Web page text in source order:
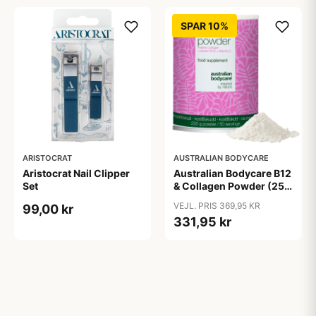
ARISTOCRAT
Aristocrat Nail Clipper
Set
99,00 kr
SPAR 10%
AUSTRALIAN BODYCARE
Australian Bodycare B12
& Collagen Powder (250
VEJL. PRIS 369,95 KR
331,95 kr